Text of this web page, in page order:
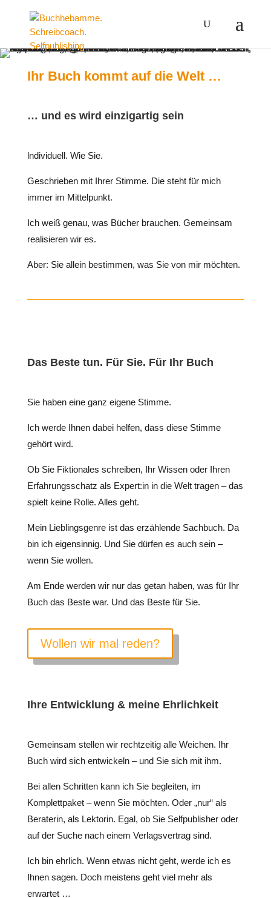
Ihr Buch kommt auf die Welt …
… und es wird einzigartig sein
lndividuell. Wie Sie.
Geschrieben mit Ihrer Stimme. Die steht für mich
immer im Mittelpunkt.
Ich weiß genau, was Bücher brauchen. Gemeinsam
realisieren wir es.
Aber: Sie allein bestimmen, was Sie von mir möchten.
Das Beste tun. Für Sie. Für Ihr Buch
Sie haben eine ganz eigene Stimme.
Ich werde Ihnen dabei helfen, dass diese Stimme
gehört wird.
Ob Sie Fiktionales schreiben, Ihr Wissen oder Ihren
Erfahrungsschatz als Expert:in in die Welt tragen – das
spielt keine Rolle. Alles geht.
Mein Lieblingsgenre ist das erzählende Sachbuch. Da
bin ich eigensinnig. Und Sie dürfen es auch sein –
wenn Sie wollen.
Am Ende werden wir nur das getan haben, was für Ihr
Buch das Beste war. Und das Beste für Sie.
Wollen wir mal reden?
Ihre Entwicklung & meine Ehrlichkeit
Gemeinsam stellen wir rechtzeitig alle Weichen. Ihr
Buch wird sich entwickeln – und Sie sich mit ihm.
Bei allen Schritten kann ich Sie begleiten, im
Komplettpaket – wenn Sie möchten. Oder „nur“ als
Beraterin, als Lektorin. Egal, ob Sie Selfpublisher oder
auf der Suche nach einem Verlagsvertrag sind.
Ich bin ehrlich. Wenn etwas nicht geht, werde ich es
Ihnen sagen. Doch meistens geht viel mehr als
erwartet …